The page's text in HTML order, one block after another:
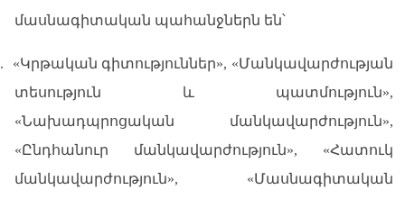
մասնագիտական պահանջներն են՝
«Կրթական գիտություններ», «Մանկավարժության
տեսություն և պատմություն»,
«Նախադպրոցական մանկավարժություն»,
«Ընդհանուր մանկավարժություն», «Հատուկ
մանկավարժություն», «Մասնագիտական